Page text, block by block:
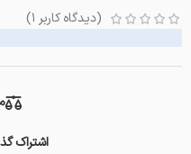
(دیدگاه کاربر 1
)
اشتراک